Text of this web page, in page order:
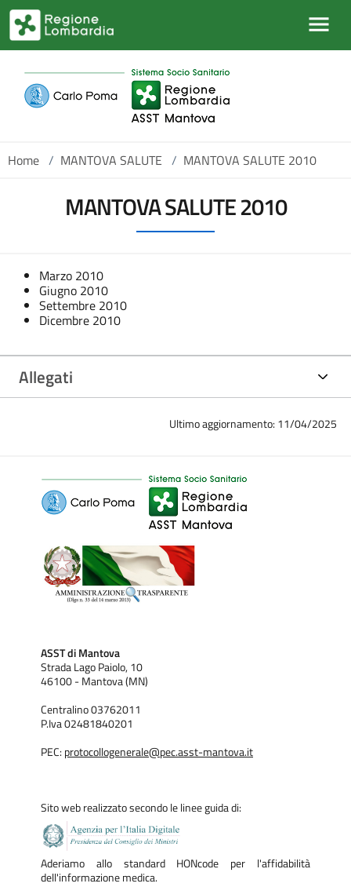
Salta al contenuto principale
Home / MANTOVA SALUTE / MANTOVA SALUTE 2010
MANTOVA SALUTE 2010
Marzo 2010
Giugno 2010
Settembre 2010
Dicembre 2010
Allegati
Ultimo aggiornamento: 11/04/2025
ASST di Mantova
Strada Lago Paiolo, 10
46100 - Mantova (MN)
Centralino 03762011
P.Iva 02481840201
PEC: protocollogenerale@pec.asst-mantova.it
Sito web realizzato secondo le linee guida di:
Aderiamo allo standard HONcode per l'affidabilità
dell'informazione medica.